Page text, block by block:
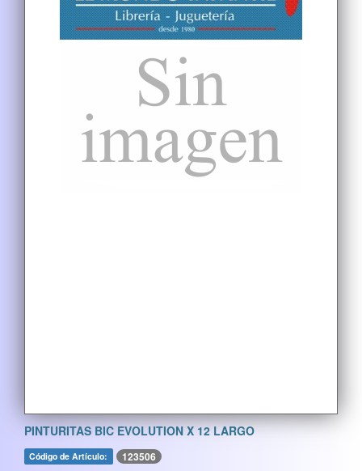
PINTURITAS BIC EVOLUTION X 12 LARGO
Código de Artículo: 123506